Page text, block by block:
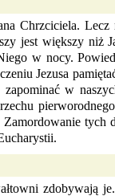
Chrzciciela.
jest większy niż
w nocy.
Jezusa
w
zdobywają